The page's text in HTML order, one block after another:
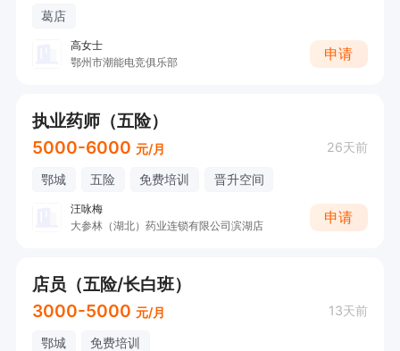
葛店
高女士
鄂州市潮能电竞俱乐部
申请
执业药师（五险）
5000-6000 元/月 26天前
鄂城 五险 免费培训 晋升空间
汪咏梅
大参林（湖北）药业连锁有限公司滨湖店
申请
店员（五险/长白班）
3000-5000 元/月 13天前
鄂城 免费培训